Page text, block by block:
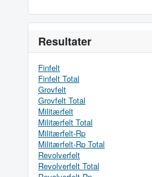
Resultater
Finfelt
Finfelt Total
Grovfelt
Grovfelt Total
Militærfelt
Militærfelt Total
Militærfelt-Rp
Militærfelt-Rp Total
Revolverfelt
Revolverfelt Total